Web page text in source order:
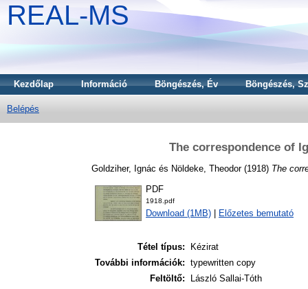
REAL-MS
Kezdőlap Információ Böngészés, Év Böngészés,
Belépés
The correspondence of
Goldziher, Ignác és Nöldeke, Theodor(1918) The
PDF
1918.pdf
Download (1MB) Előzetes bemutató
Tétel típus:
Kézirat
További információk: typewritten copy
Feltöltő:
László Sallai-Tóth